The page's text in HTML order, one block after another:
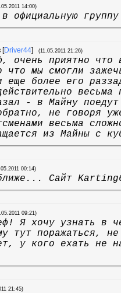
14:00)
в официальную
[Driver44] (11.05.2011 21:26)
очень приятно
что мы смогли
еще более его
- в Майну
не говоря
весьма
из Майны с
00:14)
Сайт
09:21)
Я хочу узнать в
тут поражаться,
у кого ехать не
21:45)